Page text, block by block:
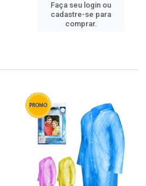
Faça seu login ou
cadastre-se para
comprar.